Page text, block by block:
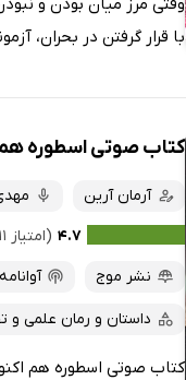
با قرار گرفتن در بحران،
کتاب صوتی اسطوره
آرمان آرین
۴.۷ (امتیاز ۱۱ نفر)
نشر موج
آوانامه
داستان و رمان علمی و
کتاب صوتی اسطوره هم